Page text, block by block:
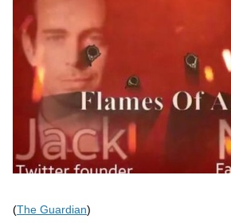
(The Guardian)